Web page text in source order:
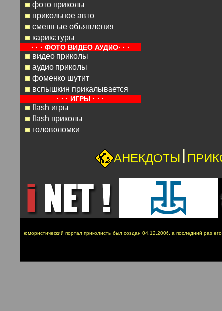
фото приколы
прикольное авто
смешные объявления
карикатуры
· · · ФОТО ВИДЕО АУДИО· · ·
видео приколы
аудио приколы
фоменко шутит
вспышкин прикалывается
· · · ИГРЫ · · ·
flash игры
flash приколы
головоломки
АНЕКДОТЫ |
юмористический портал приколисты был создан 04.12.2006, а последний раз